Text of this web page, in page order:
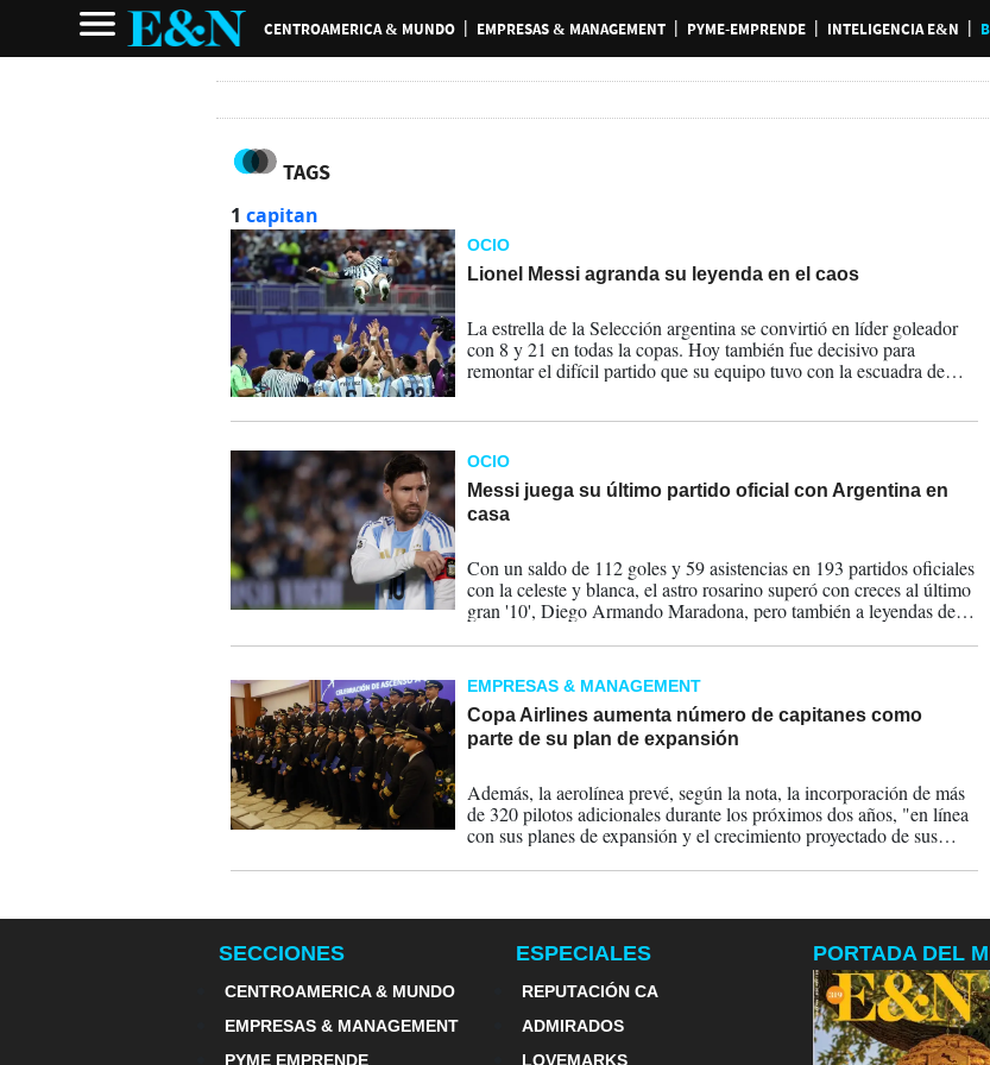
CENTROAMERICA & MUNDO EMPRESAS & MANAGEMENT PYME-EMPRENDE INTELIGENCIA E&N
TAGS
1 capitan
OCIO
Lionel Messi agranda su leyenda en el caos
La estrella de la Selección argentina se convirtió en líder goleador
con 8 y 21 en todas la copas. Hoy también fue decisivo para
remontar el difícil partido que su equipo tuvo con la escuadra de
OCIO
Messi juega su último partido oficial con Argentina en
casa
Con un saldo de 112 goles y 59 asistencias en 193 partidos oficiales
con la celeste y blanca, el astro rosarino superó con creces al último
gran '10', Diego Armando Maradona, pero también a leyendas de la
Javier Mascherano.
EMPRESAS & MANAGEMENT
Copa Airlines aumenta número de capitanes como
parte de su plan de expansión
Además, la aerolínea prevé, según la nota, la incorporación de más
de 320 pilotos adicionales durante los próximos dos años, "en línea
con sus planes de expansión y el crecimiento proyectado de sus
por parte del fabricante".
SECCIONES
CENTROAMERICA & MUNDO
EMPRESAS & MANAGEMENT
PYME EMPRENDE
ESPECIALES
REPUTACIÓN CA
ADMIRADOS
LOVEMARKS
PORTADA DEL